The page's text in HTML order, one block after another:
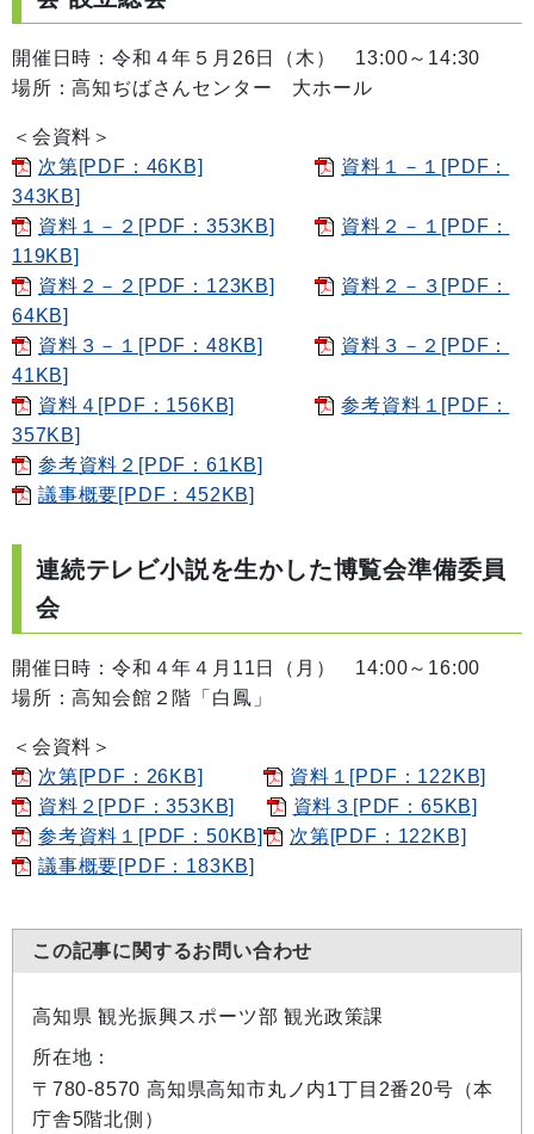
開催日時：令和４年５月26日（木） 13:00～14:30
場所：高知ぢばさんセンター 大ホール
＜会資料＞
次第[PDF：46KB]
資料１－１[PDF：
343KB]
資料１－２[PDF：353KB]
資料２－１[PDF：
119KB]
資料２－２[PDF：123KB]
資料２－３[PDF：
64KB]
資料３－１[PDF：48KB]
資料３－２[PDF：
41KB]
資料４[PDF：156KB]
参考資料１[PDF：
357KB]
参考資料２[PDF：61KB]
議事概要[PDF：452KB]
連続テレビ小説を生かした博覧会準備委員
会
開催日時：令和４年４月11日（月） 14:00～16:00
場所：高知会館２階「白鳳」
＜会資料＞
次第[PDF：26KB]
資料１[PDF：122KB]
資料２[PDF：353KB]
資料３[PDF：65KB]
参考資料１[PDF：50KB]
次第[PDF：122KB]
議事概要[PDF：183KB]
この記事に関するお問い合わせ
高知県 観光振興スポーツ部 観光政策課
所在地：
〒780-8570 高知県高知市丸ノ内1丁目2番20号（本
庁舎5階北側）